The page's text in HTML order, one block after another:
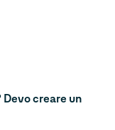
creare un